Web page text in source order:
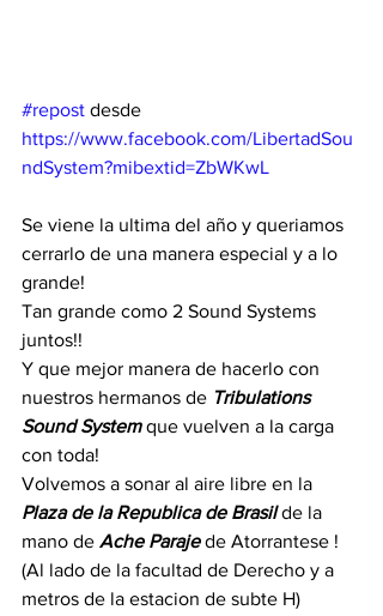
#repost desde
https://www.facebook.com/LibertadSou
ndSystem?mibextid=ZbWKwL
Se viene la ultima del año y queriamos
cerrarlo de una manera especial y a lo
grande!
Tan grande como 2 Sound Systems
juntos!!
Y que mejor manera de hacerlo con
nuestros hermanos de Tribulations
Sound System que vuelven a la carga
con toda!
Volvemos a sonar al aire libre en la
Plaza de la Republica de Brasil de la
mano de Ache Paraje de Atorrantese !
(Al lado de la facultad de Derecho y a
metros de la estacion de subte H)